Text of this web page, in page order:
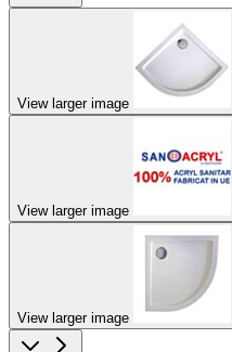
View larger image
View larger image
View larger image